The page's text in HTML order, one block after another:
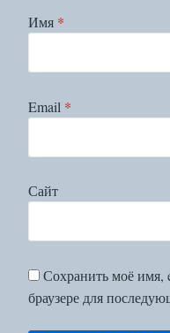
Имя *
Email *
Сайт
Сохранить моё имя,
браузере для